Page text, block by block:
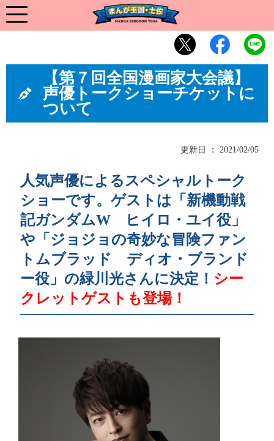
【第７回全国漫画家大会議】
声優トークショーチケットに
ついて
更新日 ： 2021/02/05
人気声優によるスペシャルトーク
ショーです。ゲストは「新機動戦
記ガンダムW ヒイロ・ユイ役」
や「ジョジョの奇妙な冒険ファン
トムブラッド ディオ・ブランド
ー役」の緑川光さんに決定！ シー
クレットゲストも登場！